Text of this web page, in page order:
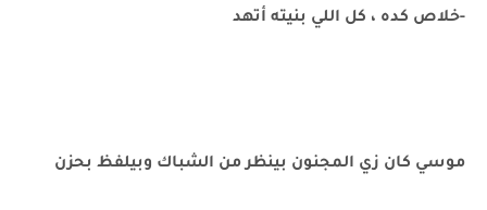
-خلاص كده ، كل اللي بنيته أتهد
موسي كان زي المجنون بينظر من الشباك وبيلفظ بحزن